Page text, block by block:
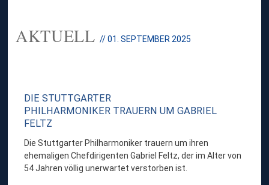
AKTUELL // 01. SEPTEMBER 2025
DIE STUTTGARTER
PHILHARMONIKER TRAUERN UM GABRIEL
FELTZ
Die Stuttgarter Philharmoniker trauern um ihren
ehemaligen Chefdirigenten Gabriel Feltz, der im Alter von
54 Jahren völlig unerwartet verstorben ist.